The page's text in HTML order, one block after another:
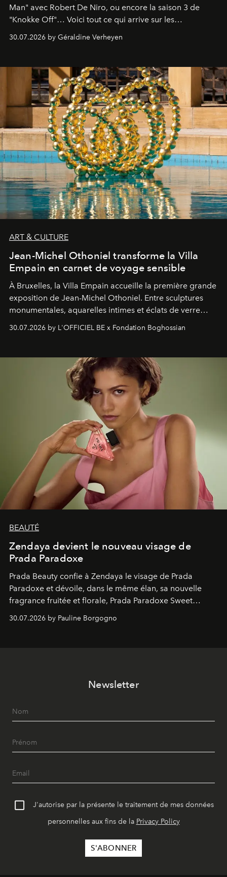
Man" avec Robert De Niro, ou encore la saison 3 de
"Knokke Off"… Voici tout ce qui arrive sur les
plateformes de streaming en août 2026.
30.07.2026 by Géraldine Verheyen
ART & CULTURE
Jean-Michel Othoniel transforme la Villa
Empain en carnet de voyage sensible
À Bruxelles, la Villa Empain accueille la première grande
exposition de Jean-Michel Othoniel. Entre sculptures
monumentales, aquarelles intimes et éclats de verre
soufflé, l’artiste français compose un itinéraire
émotionnel où chaque œuvre devient le souvenir
émerveillement.
30.07.2026 by L'OFFICIEL BE x Fondation Boghossian
BEAUTÉ
Zendaya devient le nouveau visage de
Prada Paradoxe
Prada Beauty confie à Zendaya le visage de Prada
Paradoxe et dévoile, dans le même élan, sa nouvelle
fragrance fruitée et florale, Prada Paradoxe Sweet
Chemistry Eau de Parfum.
30.07.2026 by Pauline Borgogno
Newsletter
J'autorise par la présente le traitement de mes données
personnelles aux fins de la Privacy Policy